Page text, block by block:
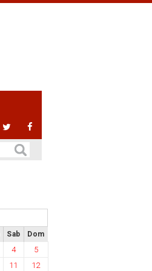
Sab Dom
4
5
11
12